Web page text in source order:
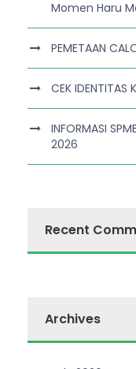
Momen Haru
PEMETAAN
CEK IDENTITAS
INFORMASI
2026
Recent
Archives